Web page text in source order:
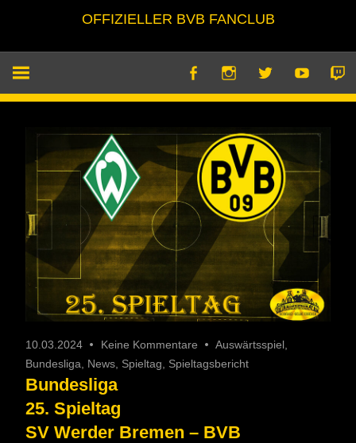
OFFIZIELLER BVB FANCLUB
10.03.2024 Keine Kommentare Auswärtsspiel
Bundesliga
News Spieltag Spieltagsbericht
Bundesliga
25. Spieltag
SV Werder Bremen – BVB